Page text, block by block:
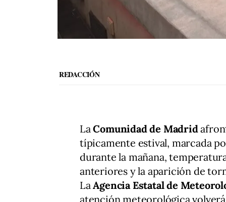
REDACCIÓN
LaComunidad de Madrid
típicamente estival, marcada
durante la mañana,
anteriores y la aparición de
LaAgencia Estatal de
atención meteorológica